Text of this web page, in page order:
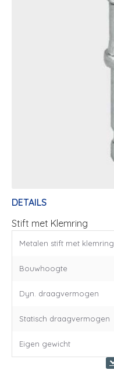
DETAILS
Stift met Klemring
Metalen stift met klemring
Bouwhoogte
Dyn. draagvermogen
Statisch draagvermogen
Eigen gewicht